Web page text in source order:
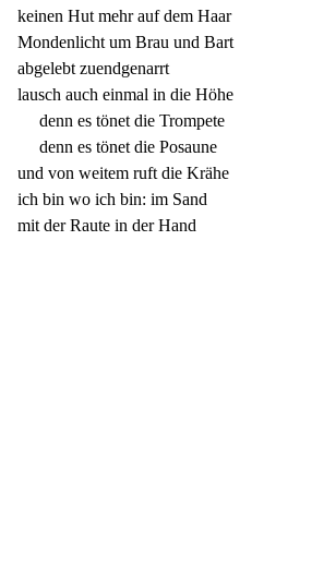
keinen Hut mehr auf dem Haar
Mondenlicht um Brau und Bart
abgelebt zuendgenarrt
lausch auch einmal in die Höhe
denn es tönet die Trompete
denn es tönet die Posaune
und von weitem ruft die Krähe
ich bin wo ich bin: im Sand
mit der Raute in der Hand